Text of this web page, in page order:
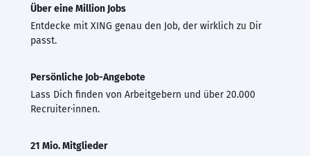
Über eine Million Jobs
Entdecke mit XING genau den Job, der wirklich zu Dir
passt.
Persönliche Job-Angebote
Lass Dich finden von Arbeitgebern und über 20.000
Recruiter·innen.
21 Mio. Mitglieder